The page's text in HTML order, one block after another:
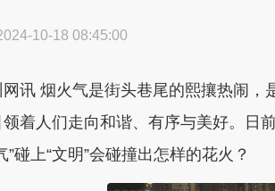
10-18 08:45:00
烟火气是街头巷尾的熙攘热闹，
着人们走向和谐、有序与美好。日
”碰上“文明”会碰撞出怎样的花火？